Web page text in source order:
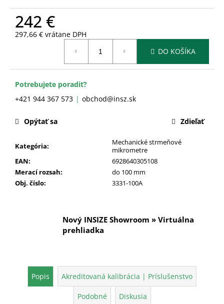
242 €
297,66 € vrátane DPH
DO KOŠÍKA
Potrebujete poradiť?
+421 944 367 573
obchod@insz.sk
Kategória:
Mechanické strmeňové
mikrometre
EAN:
6928640305108
Merací rozsah:
do 100 mm
Obj. číslo: 3331-100A
Opýtať sa Zdieľať
Nový INSIZE Showroom » Virtuálna
prehliadka
Popis Akreditovaná kalibrácia | Príslušenstvo
Podobné Diskusia
m
e